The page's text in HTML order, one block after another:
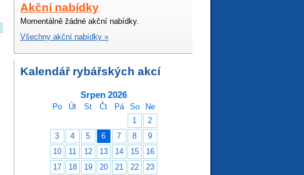
Akční nabídky
Momentálně žádné akční nabídky.
Všechny akční nabídky »
Kalendář rybářských akcí
Srpen 2026
Po Út St Čt Pá So
Ne
1
2
3
4 5 6 7 8
9
10
11 12 13 14 15
16
17
18 19 20 21 22
23